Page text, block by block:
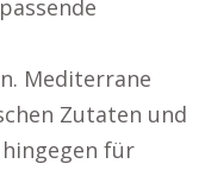
Mediterrane
Zutaten und
für